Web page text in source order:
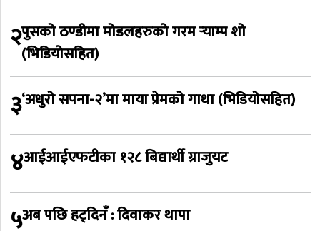
२पुसको ठण्डीमा मोडलहरुको गरम र्‍याम्प शो
(भिडियोसहित)
३‘अधुरो सपना-२’मा माया प्रेमको गाथा (भिडियोसहित)
४आईआईएफटीका १२८ बिद्यार्थी ग्राजुयट
५अब पछि हट्दिनँ : दिवाकर थापा